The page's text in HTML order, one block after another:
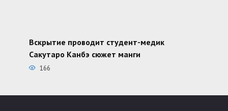
Вскрытие проводит студент-медик
Сакутаро Канбэ сюжет манги
166